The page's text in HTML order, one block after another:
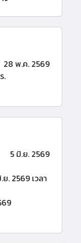
28 พ.ค. 2569
.
5 มิ.ย. 2569
. 2569 เวลา